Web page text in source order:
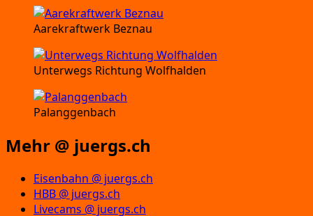
Aarekraftwerk Beznau
Unterwegs Richtung Wolfhalden
Palanggenbach
Mehr @ juergs.ch
Eisenbahn @ juergs.ch
HBB @ juergs.ch
Livecams @ juergs.ch